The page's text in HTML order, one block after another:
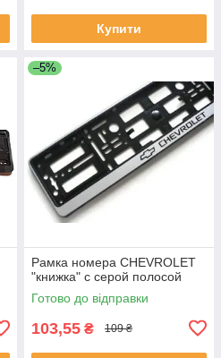
Купити
–5%
Рамка номера CHEVROLET
"книжка" с серой полосой
Готово до відправки
103,55 ₴ 109 ₴